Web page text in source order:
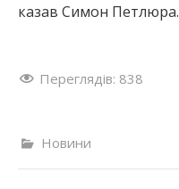
казав Симон Петлюра.
Переглядів: 838
Новини